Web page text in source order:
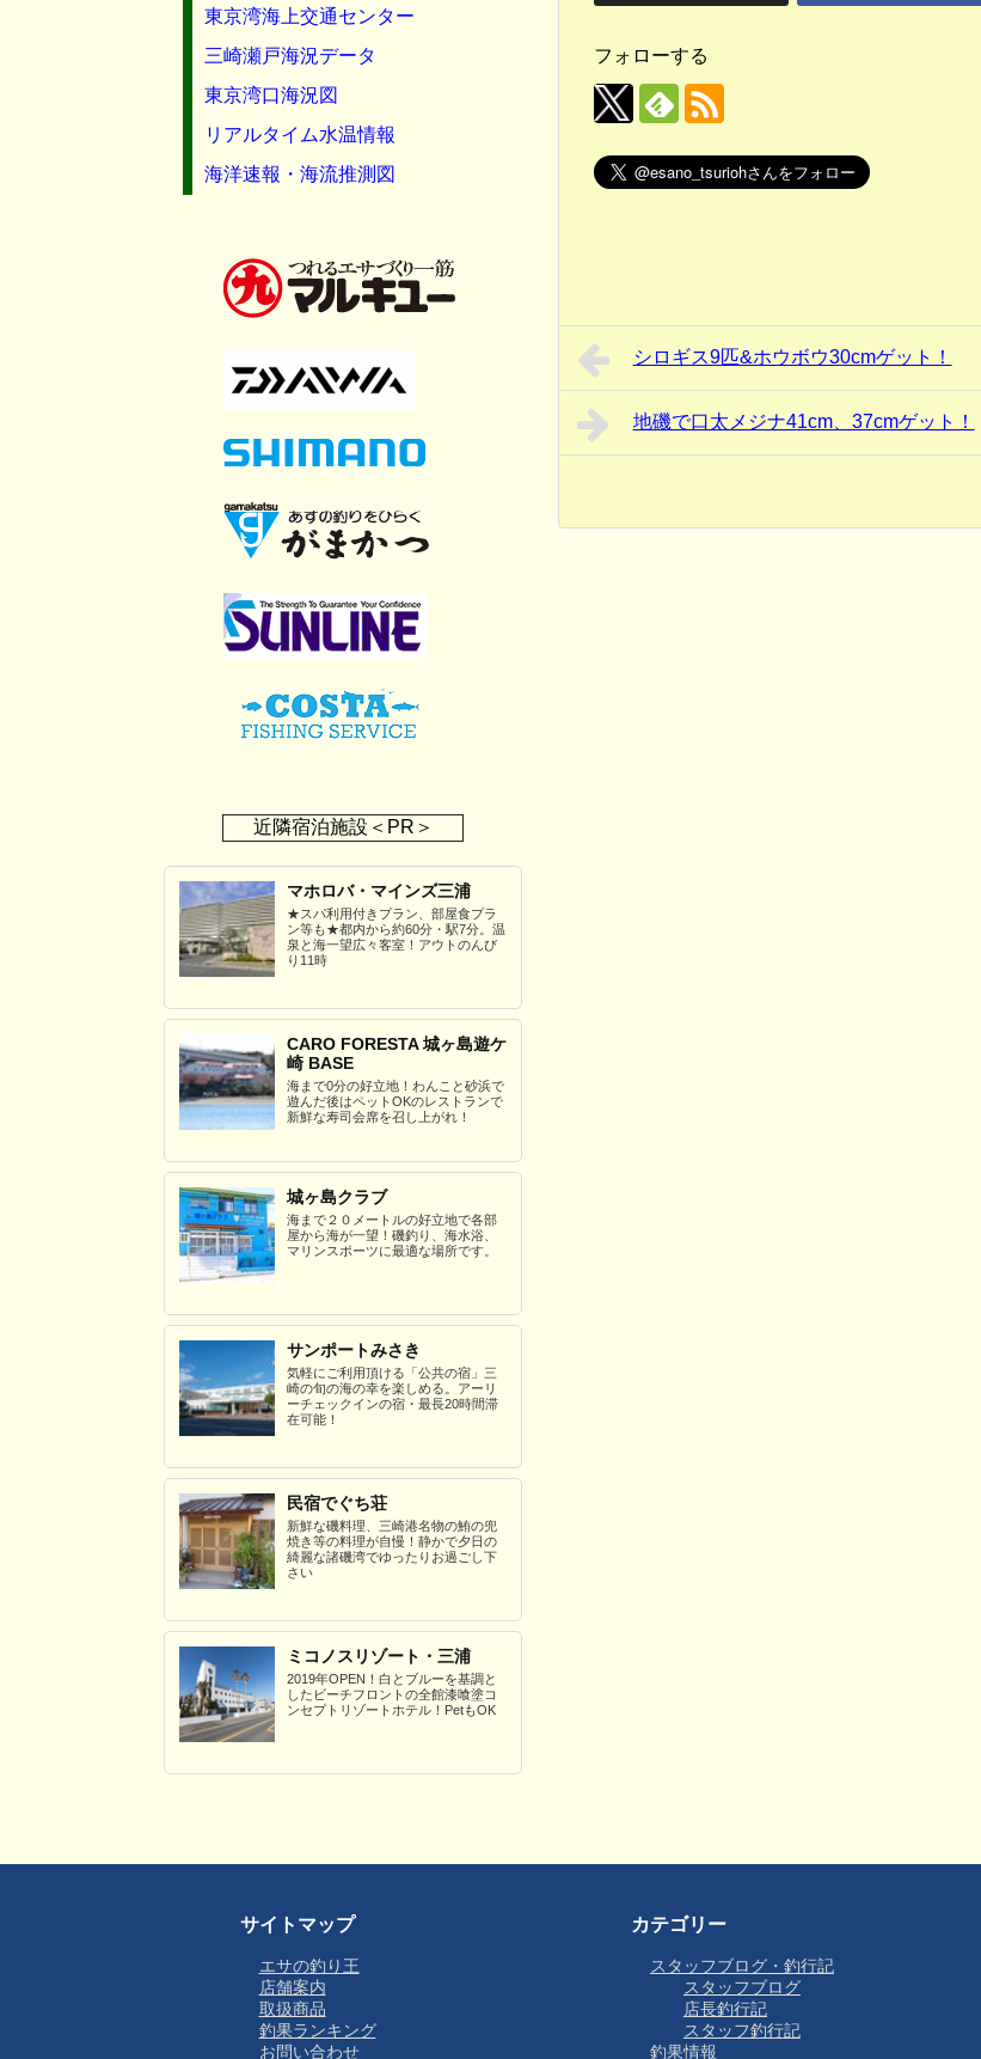
フォローする
シロギス9匹&ホウボウ30cmゲット！
地磯で口太メジナ41cm、37cmゲット！
東京湾海上交通センター
三崎瀬戸海況データ
東京湾口海況図
リアルタイム水温情報
海洋速報・海流推測図
近隣宿泊施設＜PR＞
マホロバ・マインズ三浦
★スパ利用付きプラン、部屋食プラ
ン等も★都内から約60分・駅7分。温
泉と海一望広々客室！アウトのんび
り11時
CARO FORESTA 城ヶ島遊ケ
崎 BASE
海まで0分の好立地！わんこと砂浜で
遊んだ後はペットOKのレストランで
新鮮な寿司会席を召し上がれ！
城ヶ島クラブ
海まで２０メートルの好立地で各部
屋から海が一望！磯釣り、海水浴、
マリンスポーツに最適な場所です。
サンポートみさき
気軽にご利用頂ける「公共の宿」三
崎の旬の海の幸を楽しめる。アーリ
ーチェックインの宿・最長20時間滞
在可能！
民宿でぐち荘
新鮮な磯料理、三崎港名物の鮪の兜
焼き等の料理が自慢！静かで夕日の
綺麗な諸磯湾でゆったりお過ごし下
さい
ミコノスリゾート・三浦
2019年OPEN！白とブルーを基調と
したビーチフロントの全館漆喰塗コ
ンセプトリゾートホテル！PetもOK
サイトマップ
エサの釣り王
店舗案内
取扱商品
釣果ランキング
お問い合わせ
カテゴリー
スタッフブログ・釣行記
スタッフブログ
店長釣行記
スタッフ釣行記
釣果情報